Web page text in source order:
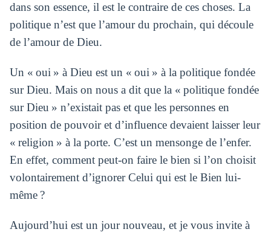
dans son essence, il est le contraire de ces choses. La
politique n’est que l’amour du prochain, qui découle
de l’amour de Dieu.
Un « oui » à Dieu est un « oui » à la politique fondée
sur Dieu. Mais on nous a dit que la « politique fondée
sur Dieu » n’existait pas et que les personnes en
position de pouvoir et d’influence devaient laisser leur
« religion » à la porte. C’est un mensonge de l’enfer.
En effet, comment peut-on faire le bien si l’on choisit
volontairement d’ignorer Celui qui est le Bien lui-
même ?
Aujourd’hui est un jour nouveau, et je vous invite à